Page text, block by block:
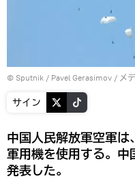
© Sputnik / Pavel Gerasimov / メ
サイン
中国人民解放軍空軍
軍用機を使用する。
発表した。